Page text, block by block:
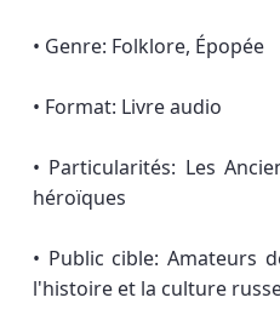
• Genre: Folklore, Épopée
• Format: Livre audio
• Particularités: Les
héroïques
• Public cible: Amateurs
l'histoire et la culture